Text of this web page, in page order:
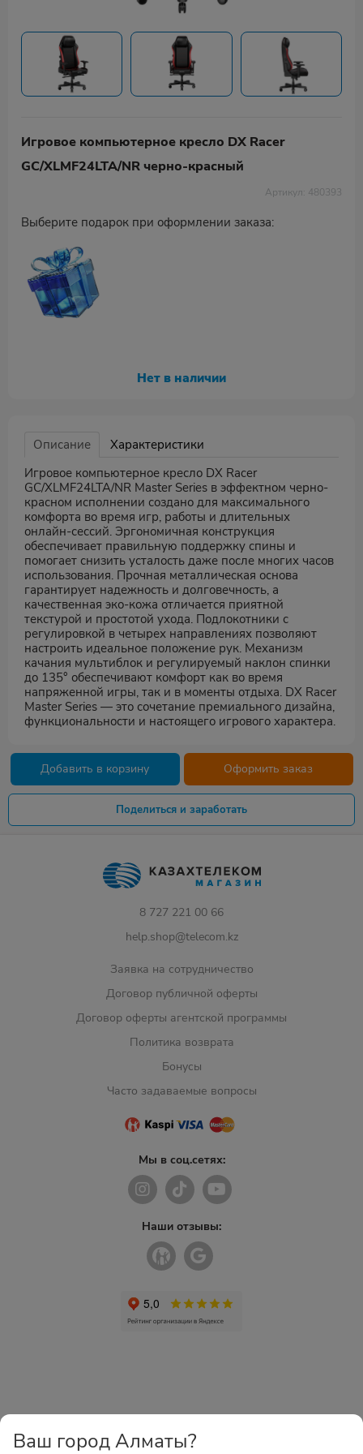
Игровое компьютерное кресло DX Racer
GC/XLMF24LTA/NR черно-красный
Артикул: 480393
Выберите подарок при оформлении заказа:
Нет в наличии
Описание
Характеристики
Игровое компьютерное кресло DX Racer
GC/XLMF24LTA/NR Master Series в эффектном черно-
красном исполнении создано для максимального
комфорта во время игр, работы и длительных
онлайн-сессий. Эргономичная конструкция
обеспечивает правильную поддержку спины и
помогает снизить усталость даже после многих часов
использования. Прочная металлическая основа
гарантирует надежность и долговечность, а
качественная эко-кожа отличается приятной
текстурой и простотой ухода. Подлокотники с
регулировкой в четырех направлениях позволяют
настроить идеальное положение рук. Механизм
качания мультиблок и регулируемый наклон спинки
до 135° обеспечивают комфорт как во время
напряженной игры, так и в моменты отдыха. DX Racer
Master Series — это сочетание премиального дизайна,
функциональности и настоящего игрового характера.
Добавить в корзину Оформить заказ
Поделиться и заработать
8 727 221 00 66
help.shop@telecom.kz
Заявка на сотрудничество
Договор публичной оферты
Договор оферты агентской программы
Политика возврата
Бонусы
Часто задаваемые вопросы
Мы в соц.сетях:
Наши отзывы:
Ваш город Алматы?